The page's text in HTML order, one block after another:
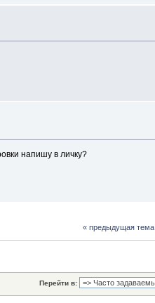
напишу в личку?
« предыдущая тема
Перейти в: